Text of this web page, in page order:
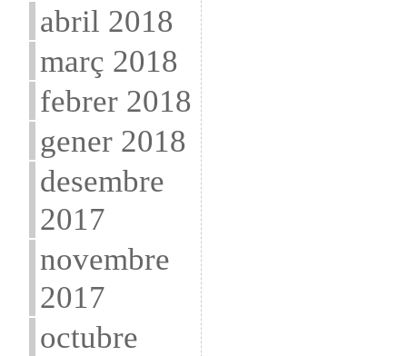
abril 2018
març 2018
febrer 2018
gener 2018
desembre
2017
novembre
2017
octubre